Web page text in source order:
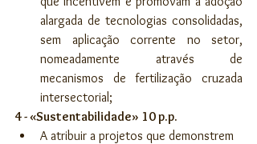
alargada de tecnologias consolidadas,
sem aplicação corrente no setor,
nomeadamente através de
mecanismos de fertilização cruzada
intersectorial;
4 - «Sustentabilidade» 10 p.p.
A atribuir a projetos que demonstrem